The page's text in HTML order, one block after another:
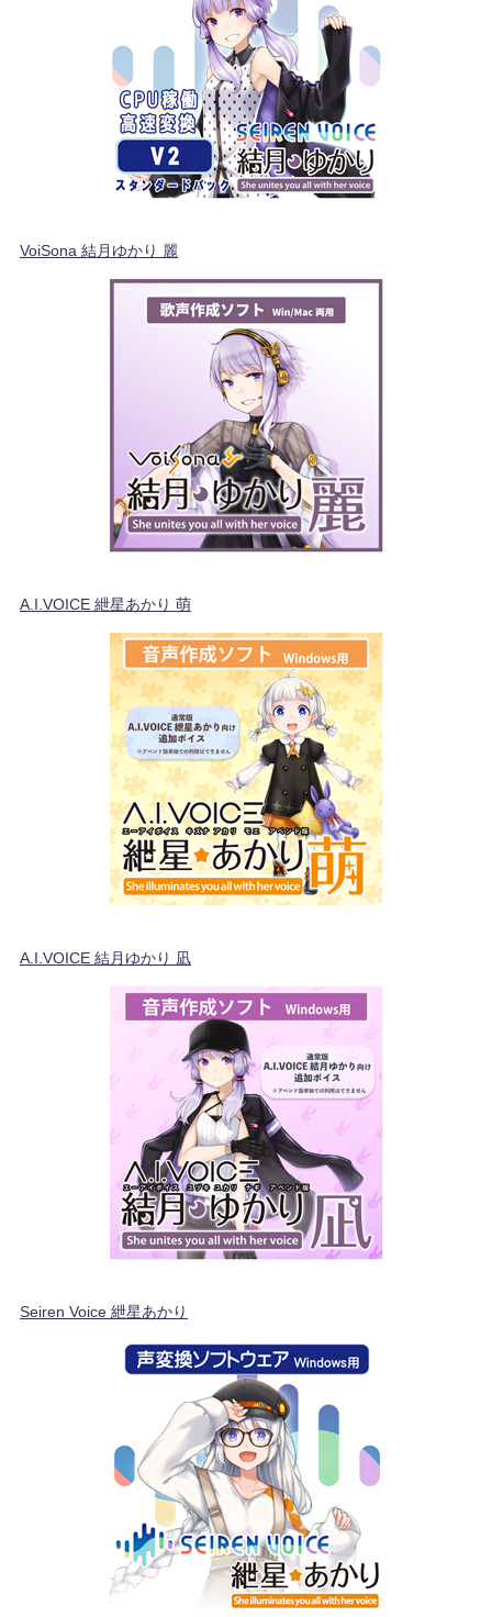
VoiSona 結月ゆかり 麗
A.I.VOICE 紲星あかり 萌
A.I.VOICE 結月ゆかり 凪
Seiren Voice 紲星あかり